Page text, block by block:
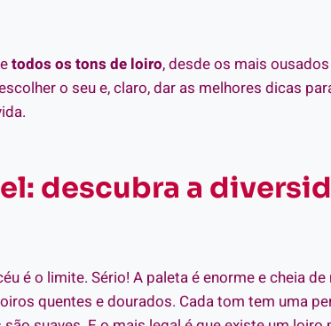
todos os tons de loiro, desde os mais
o seu e, claro, dar as melhores dicas
descubra a
é o limite. Sério! A paleta é enorme e cheia
quentes e dourados. Cada tom tem uma